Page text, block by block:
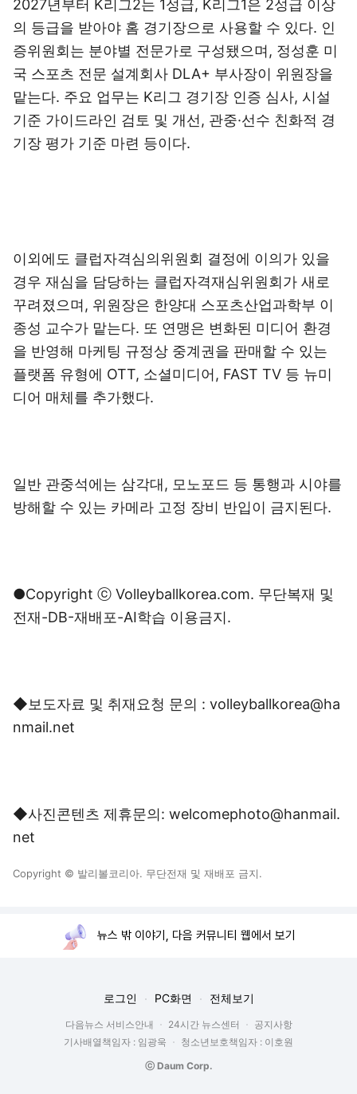
2027년부터 K리그2는 1성급, K리그1은 2성급 이상
의 등급을 받아야 홈 경기장으로 사용할 수 있다. 인
증위원회는 분야별 전문가로 구성됐으며, 정성훈 미
국 스포츠 전문 설계회사 DLA+ 부사장이 위원장을
맡는다. 주요 업무는 K리그 경기장 인증 심사, 시설
기준 가이드라인 검토 및 개선, 관중·선수 친화적 경
기장 평가 기준 마련 등이다.
이외에도 클럽자격심의위원회 결정에 이의가 있을
경우 재심을 담당하는 클럽자격재심위원회가 새로
꾸려졌으며, 위원장은 한양대 스포츠산업과학부 이
종성 교수가 맡는다. 또 연맹은 변화된 미디어 환경
을 반영해 마케팅 규정상 중계권을 판매할 수 있는
플랫폼 유형에 OTT, 소셜미디어, FAST TV 등 뉴미
디어 매체를 추가했다.
일반 관중석에는 삼각대, 모노포드 등 통행과 시야를
방해할 수 있는 카메라 고정 장비 반입이 금지된다.
●Copyright ⓒ Volleyballkorea.com. 무단복재 및
전재-DB-재배포-AI학습 이용금지.
◆보도자료 및 취재요청 문의 : volleyballkorea@ha
nmail.net
◆사진콘텐츠 제휴문의: welcomephoto@hanmail.
net
Copyright © 발리볼코리아. 무단전재 및 재배포 금지.
뉴스 밖 이야기, 다음 커뮤니티 웹에서 보기
로그인 PC화면 전체보기
다음뉴스 서비스안내 24시간 뉴스센터
공지사항
기사배열책임자 : 임광욱
청소년보호책임자 : 이호원
ⓒ Daum Corp.